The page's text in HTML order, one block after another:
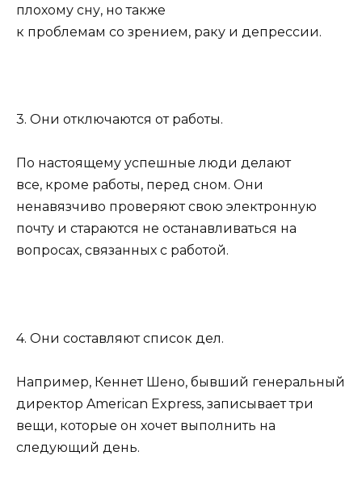
плохому сну, но также
к проблемам со зрением, раку и депрессии.
3. Они отключаются от работы.
По настоящему успешные люди делают
все, кроме работы, перед сном. Они
ненавязчиво проверяют свою электронную
почту и стараются не останавливаться на
вопросах, связанных с работой.
4. Они составляют список дел.
Например, Кеннет Шено, бывший генеральный
директор American Express, записывает три
вещи, которые он хочет выполнить на
следующий день.